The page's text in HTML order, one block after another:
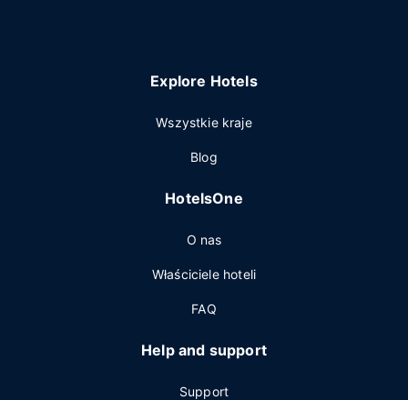
Explore Hotels
Wszystkie kraje
Blog
HotelsOne
O nas
Właściciele hoteli
FAQ
Help and support
Support